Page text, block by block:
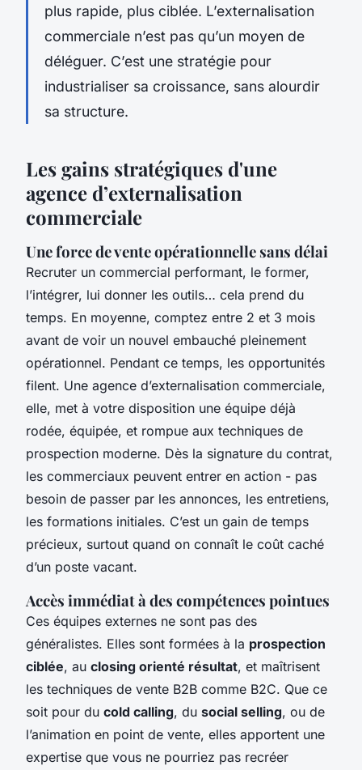
plus rapide, plus ciblée. L’externalisation
commerciale n’est pas qu’un moyen de
déléguer. C’est une stratégie pour
industrialiser sa croissance, sans alourdir
sa structure.
Les gains stratégiques d'une
agence d’externalisation
commerciale
Une force de vente opérationnelle sans délai
Recruter un commercial performant, le former,
l’intégrer, lui donner les outils… cela prend du
temps. En moyenne, comptez entre 2 et 3 mois
avant de voir un nouvel embauché pleinement
opérationnel. Pendant ce temps, les opportunités
filent. Une agence d’externalisation commerciale,
elle, met à votre disposition une équipe déjà
rodée, équipée, et rompue aux techniques de
prospection moderne. Dès la signature du contrat,
les commerciaux peuvent entrer en action - pas
besoin de passer par les annonces, les entretiens,
les formations initiales. C’est un gain de temps
précieux, surtout quand on connaît le coût caché
d’un poste vacant.
Accès immédiat à des compétences pointues
Ces équipes externes ne sont pas des
généralistes. Elles sont formées à la prospection
ciblée, au closing orienté résultat, et maîtrisent
les techniques de vente B2B comme B2C. Que ce
soit pour du cold calling, du social selling, ou de
l’animation en point de vente, elles apportent une
expertise que vous ne pourriez pas recréer